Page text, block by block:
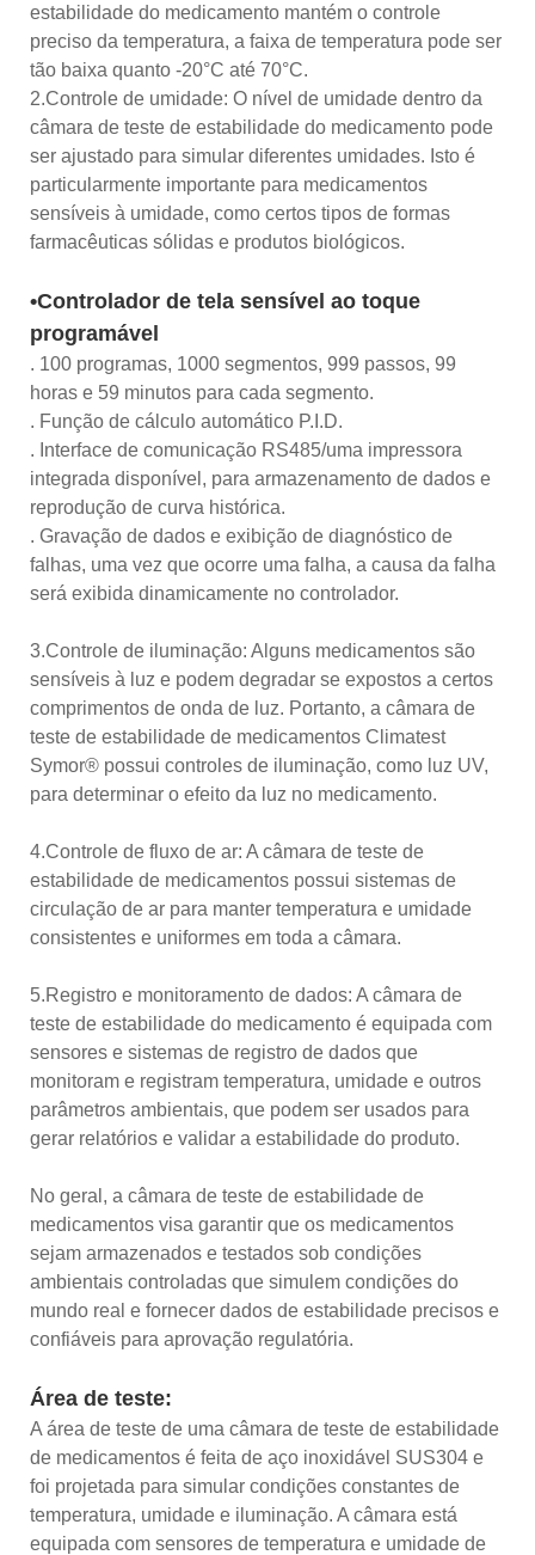
estabilidade do medicamento mantém o controle
preciso da temperatura, a faixa de temperatura pode ser
tão baixa quanto -20°C até 70°C.
2.Controle de umidade: O nível de umidade dentro da
câmara de teste de estabilidade do medicamento pode
ser ajustado para simular diferentes umidades. Isto é
particularmente importante para medicamentos
sensíveis à umidade, como certos tipos de formas
farmacêuticas sólidas e produtos biológicos.
•Controlador de tela sensível ao toque
programável
. 100 programas, 1000 segmentos, 999 passos, 99
horas e 59 minutos para cada segmento.
. Função de cálculo automático P.I.D.
. Interface de comunicação RS485/uma impressora
integrada disponível, para armazenamento de dados e
reprodução de curva histórica.
. Gravação de dados e exibição de diagnóstico de
falhas, uma vez que ocorre uma falha, a causa da falha
será exibida dinamicamente no controlador.
3.Controle de iluminação: Alguns medicamentos são
sensíveis à luz e podem degradar se expostos a certos
comprimentos de onda de luz. Portanto, a câmara de
teste de estabilidade de medicamentos Climatest
Symor® possui controles de iluminação, como luz UV,
para determinar o efeito da luz no medicamento.
4.Controle de fluxo de ar: A câmara de teste de
estabilidade de medicamentos possui sistemas de
circulação de ar para manter temperatura e umidade
consistentes e uniformes em toda a câmara.
5.Registro e monitoramento de dados: A câmara de
teste de estabilidade do medicamento é equipada com
sensores e sistemas de registro de dados que
monitoram e registram temperatura, umidade e outros
parâmetros ambientais, que podem ser usados ​​para
gerar relatórios e validar a estabilidade do produto.
No geral, a câmara de teste de estabilidade de
medicamentos visa garantir que os medicamentos
sejam armazenados e testados sob condições
ambientais controladas que simulem condições do
mundo real e fornecer dados de estabilidade precisos e
confiáveis ​​para aprovação regulatória.
Área de teste:
A área de teste de uma câmara de teste de estabilidade
de medicamentos é feita de aço inoxidável SUS304 e
foi projetada para simular condições constantes de
temperatura, umidade e iluminação. A câmara está
equipada com sensores de temperatura e umidade de